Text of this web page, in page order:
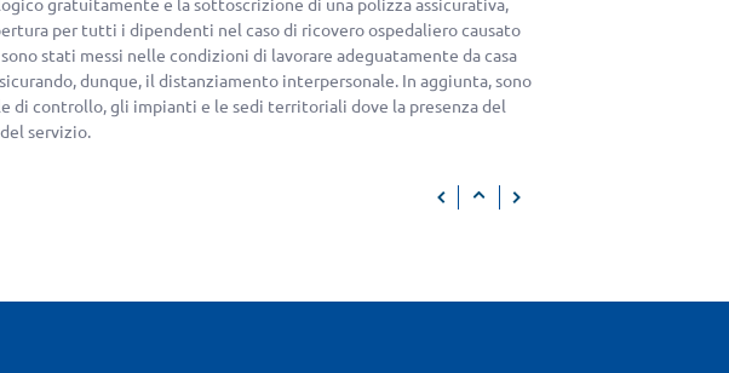
gratuitamente e la sottoscrizione di una polizza assicurativa,
per tutti i dipendenti nel caso di ricovero ospedaliero causato
stati messi nelle condizioni di lavorare adeguatamente da casa
dunque, il distanziamento interpersonale. In aggiunta, sono
di controllo, gli impianti e le sedi territoriali dove la presenza del
servizio.